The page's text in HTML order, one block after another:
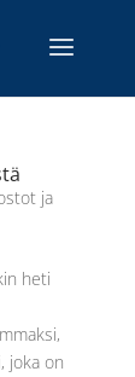
ja
heti
joka on